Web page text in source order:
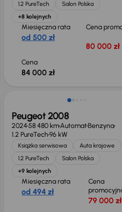
1.2 PureTech
Salon Polska
+8 kolejnych
Miesięczna rata
od 500 zł
Cena
80 000 zł
Cena
84 000 zł
Taniej o 2 000 zł
Peugeot 2008
202458 480 kmAutomatBenzyna
1.2 PureTech96 kW
Książka serwisowa
Auta krajowe
1.2 PureTech
Salon Polska
+9 kolejnych
Miesięczna rata
od 494 zł
Cena
79 000 zł